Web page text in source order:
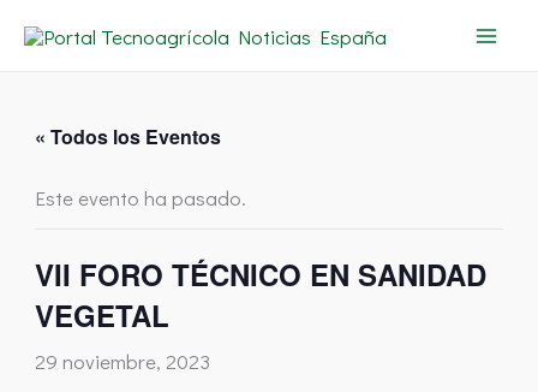
« Todos los Eventos
Este evento ha pasado.
VII FORO TÉCNICO EN SANIDAD
VEGETAL
29 noviembre, 2023